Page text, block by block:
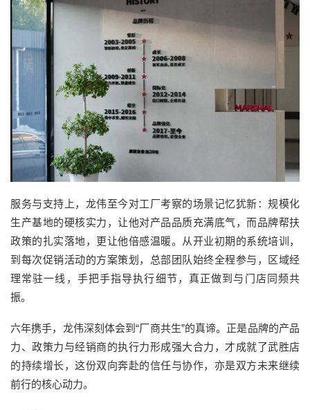
服务与支持上，龙伟至今对工厂考察的场景记忆犹新：规模化
生产基地的硬核实力，让他对产品品质充满底气，而品牌帮扶
政策的扎实落地，更让他倍感温暖。从开业初期的系统培训，
到每次促销活动的方案策划，总部团队始终全程参与，区域经
理常驻一线，手把手指导执行细节，真正做到与门店同频共
振。
六年携手，龙伟深刻体会到“厂商共生”的真谛。正是品牌的产品
力、政策力与经销商的执行力形成强大合力，才成就了武胜店
的持续增长，这份双向奔赴的信任与协作，亦是双方未来继续
前行的核心动力。